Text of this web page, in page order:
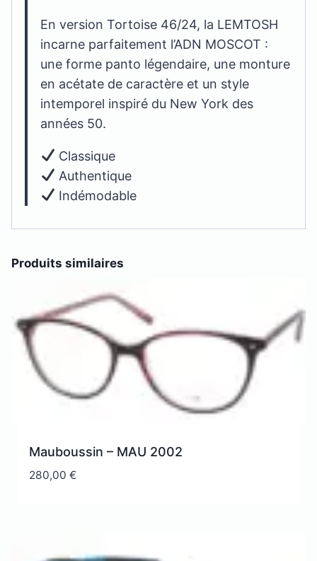
En version Tortoise 46/24, la LEMTOSH
incarne parfaitement l’ADN MOSCOT :
une forme panto légendaire, une monture
en acétate de caractère et un style
intemporel inspiré du New York des
années 50.
Classique
Authentique
Indémodable
Produits similaires
Mauboussin – MAU 2002
280,00€